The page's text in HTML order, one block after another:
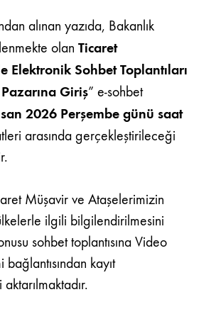
alınan yazıda, Bakanlık
olan Ticaret
Elektronik Sohbet Toplantıları
Giriş” e-sohbet
2026 Perşembe günü saat
arasında gerçekleştirileceği
Müşavir ve Ataşelerimizin
ilgili bilgilendirilmesini
sohbet toplantısına Video
kayıt